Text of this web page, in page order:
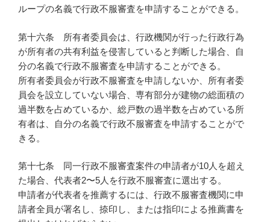
ループの名義で行政不服審査を申請することができる。
第十六条 所有者委員会は、行政機関が行った行政行為
が所有者の共有利益を侵害していると判断した場合、自
分の名義で行政不服審査を申請することができる。
所有者委員会が行政不服審査を申請しないか、所有者委
員会を設立していない場合、専有部分が建物の総面積の
過半数を占めているか、総戸数の過半数を占めている所
有者は、自分の名義で行政不服審査を申請することがで
きる。
第十七条 同一行政不服審査案件の申請者が10人を超え
た場合、代表者2〜5人を行政不服審査に選出する。
申請者が代表者を推薦するには、行政不服審査機関に申
請者全員が署名し、捺印し、または指印による推薦書を